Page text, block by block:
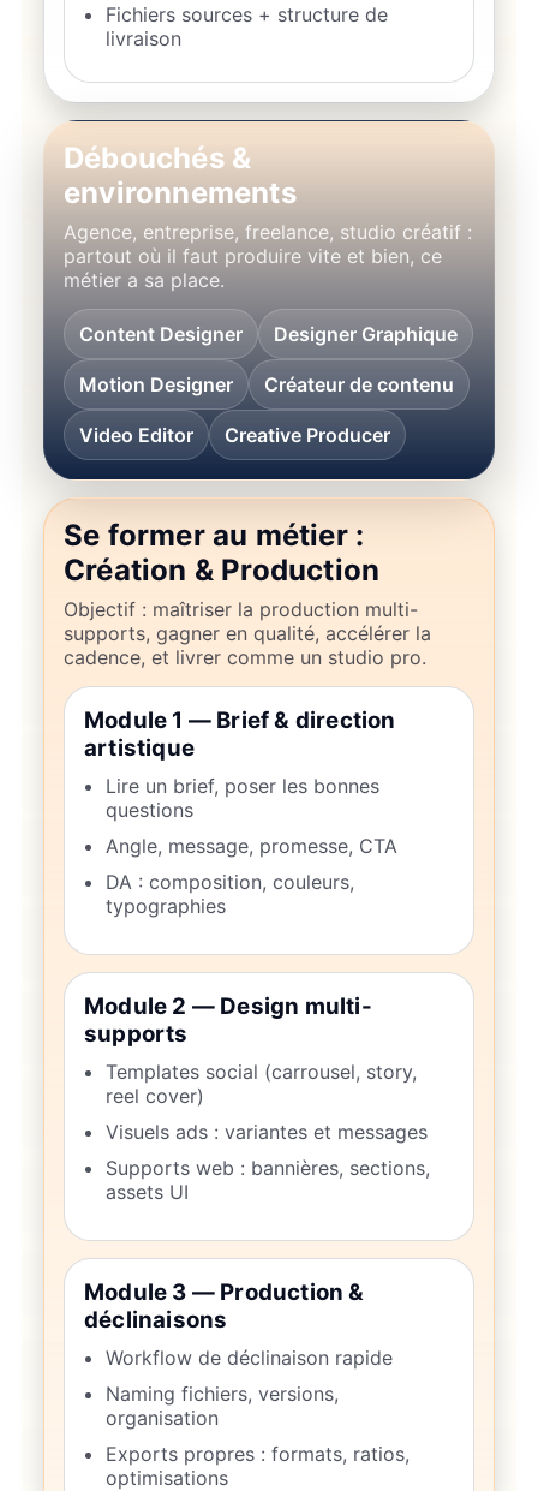
Fichiers sources + structure de
livraison
Débouchés &
environnements
Agence, entreprise, freelance, studio créatif :
partout où il faut produire vite et bien, ce
métier a sa place.
Content Designer Designer Graphique
Motion Designer Créateur de contenu
Video Editor Creative Producer
Se former au métier :
Création & Production
Objectif : maîtriser la production multi-
supports, gagner en qualité, accélérer la
cadence, et livrer comme un studio pro.
Module 1 — Brief & direction
artistique
Lire un brief, poser les bonnes
questions
Angle, message, promesse, CTA
DA : composition, couleurs,
typographies
Module 2 — Design multi-
supports
Templates social (carrousel, story,
reel cover)
Visuels ads : variantes et messages
Supports web : bannières, sections,
assets UI
Module 3 — Production &
déclinaisons
Workflow de déclinaison rapide
Naming fichiers, versions,
organisation
Exports propres : formats, ratios,
optimisations